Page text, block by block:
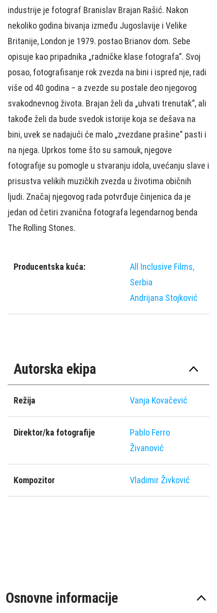
industrije je fotograf Branislav Brajan Rašić. Nakon
nekoliko godina bivanja između Jugoslavije i Velike
Britanije, London je 1979. postao Brianov dom. Sebe
opisuje kao pripadnika „radničke klase fotografa“. Svoj
posao, fotografisanje rok zvezda na bini i ispred nje, radi
više od 40 godina – a zvezde su postale deo njegovog
svakodnevnog života. Brajan želi da „uhvati trenutak“, ali
takođe želi da bude svedok istorije koja se dešava na
bini, uvek se nadajući će malo „zvezdane prašine“ pasti i
na njega. Uprkos tome što su samouk, njegove
fotografije su pomogle u stvaranju idola, uvećanju slave i
prisustva velikih muzičkih zvezda u životima običnih
ljudi. Značaj njegovog rada potvrđuje činjenica da je
jedan od četiri zvanična fotografa legendarnog benda
The Rolling Stones.
Producentska kuća:
All Inclusive Films,
Serbia
Andrijana Stojković
Autorska ekipa
Režija Vanja Kovačević
Direktor/ka fotografije
Pablo Ferro
Živanović
Kompozitor Vladimir Živković
Osnovne informacije